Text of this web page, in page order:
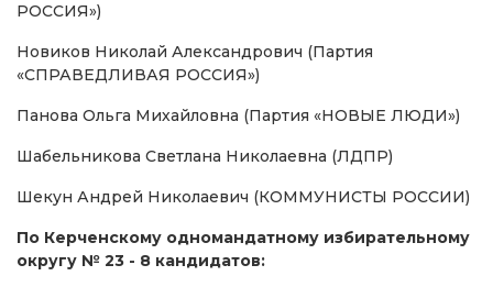
РОССИЯ»)
Новиков Николай Александрович (Партия
«СПРАВЕДЛИВАЯ РОССИЯ»)
Панова Ольга Михайловна (Партия «НОВЫЕ ЛЮДИ»)
Шабельникова Светлана Николаевна (ЛДПР)
Шекун Андрей Николаевич (КОММУНИСТЫ РОССИИ)
По Керченскому одномандатному избирательному
округу № 23 - 8 кандидатов: